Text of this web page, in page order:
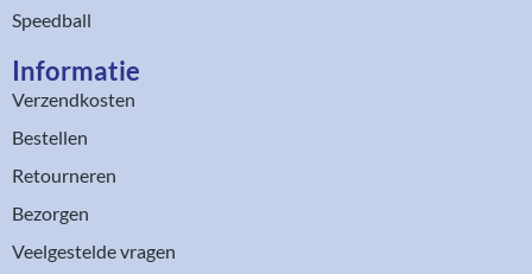
Speedball
Informatie
Verzendkosten
Bestellen
Retourneren
Bezorgen
Veelgestelde vragen